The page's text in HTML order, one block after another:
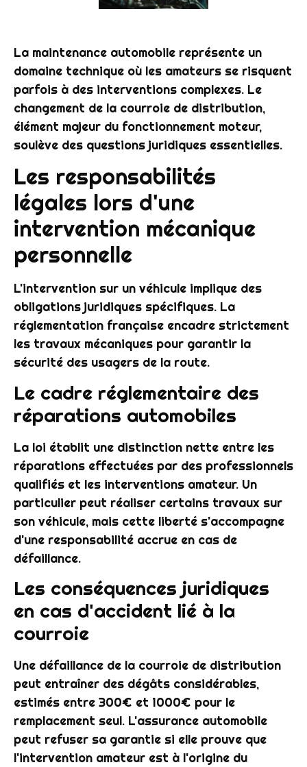
La maintenance automobile représente un
domaine technique où les amateurs se risquent
parfois à des interventions complexes. Le
changement de la courroie de distribution,
élément majeur du fonctionnement moteur,
soulève des questions juridiques essentielles.
Les responsabilités
légales lors d'une
intervention mécanique
personnelle
L'intervention sur un véhicule implique des
obligations juridiques spécifiques. La
réglementation française encadre strictement
les travaux mécaniques pour garantir la
sécurité des usagers de la route.
Le cadre réglementaire des
réparations automobiles
La loi établit une distinction nette entre les
réparations effectuées par des professionnels
qualifiés et les interventions amateur. Un
particulier peut réaliser certains travaux sur
son véhicule, mais cette liberté s'accompagne
d'une responsabilité accrue en cas de
défaillance.
Les conséquences juridiques
en cas d'accident lié à la
courroie
Une défaillance de la courroie de distribution
peut entraîner des dégâts considérables,
estimés entre 300€ et 1000€ pour le
remplacement seul. L'assurance automobile
peut refuser sa garantie si elle prouve que
l'intervention amateur est à l'origine du